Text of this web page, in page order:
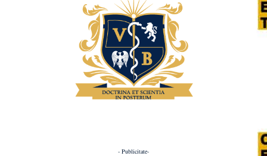
- Publicitate-